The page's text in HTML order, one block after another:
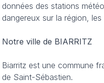
données des stations
dangereux sur la région,
Notre ville de BIARRITZ
Biarritz est une commune
de Saint-Sébastien.